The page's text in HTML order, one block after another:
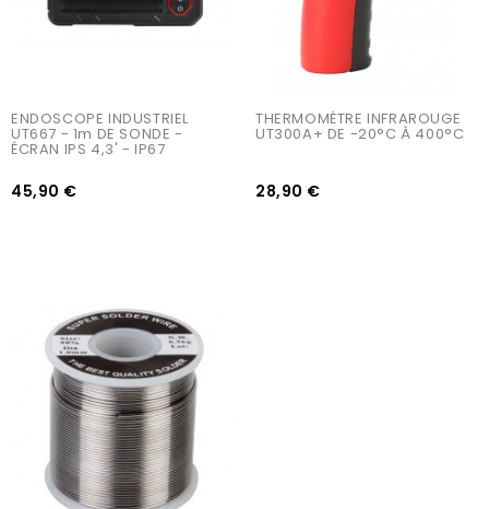
ENDOSCOPE INDUSTRIEL
UT667 - 1m DE SONDE -
ÉCRAN IPS 4,3' - IP67
45,90 €
THERMOMÈTRE INFRAROUGE
UT300A+ DE -20°C À 400°C
28,90 €